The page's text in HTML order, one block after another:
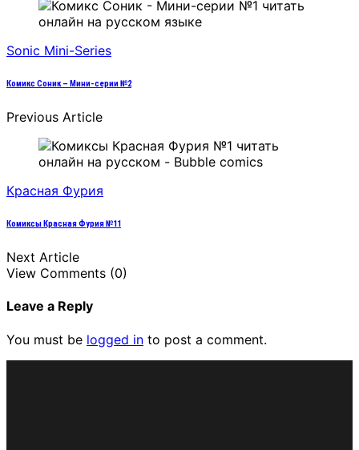
Soniс Mini-Series
Комикс Соник – Мини-серии №2
Previous Article
Красная Фурия
Комиксы Красная Фурия №11
Next Article
View Comments (0)
Leave a Reply
You must be logged in to post a comment.